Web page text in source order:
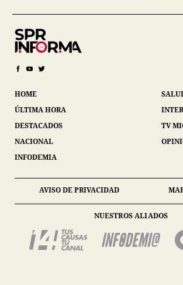
HOME
ÚLTIMA HORA
DESTACADOS
NACIONAL
INFODEMIA
TV
AVISO DE PRIVACIDAD
NUESTROS ALIADOS